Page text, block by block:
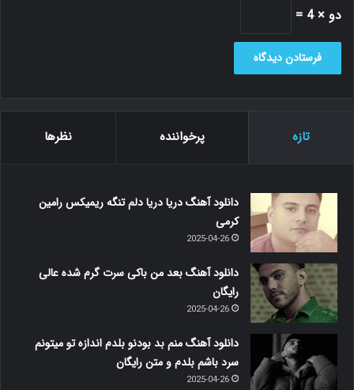
دو × 4 =
تازه پرخواننده نظرها
دانلود آهنگ دریا دریا دلم تنگه ریمیکس رامین
کرمی
2025-04-26
دانلود آهنگ بعد من باکی سرت گرم شده عالی
رایگان
2025-04-26
دانلود آهنگ منم بد بودنو بلدم اندازه تو میتونم
سرد باشم بلدم و متن رایگان
2025-04-26